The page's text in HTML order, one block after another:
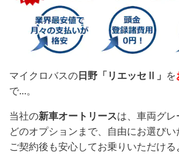
マイクロバスの 日野「リエッセⅡ」 を
で...。
当社の新車オートリースは、車両グ
どのオプションまで、自由にお選びい
ご契約後も安心してお乗りいただけ